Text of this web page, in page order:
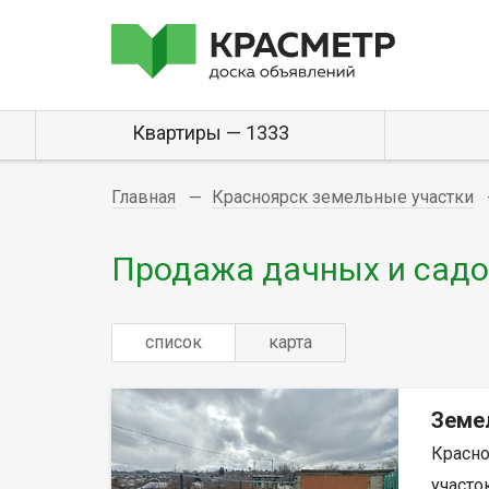
Квартиры — 1333
Главная Красноярск земельные участки
Продажа дачных и
список карта